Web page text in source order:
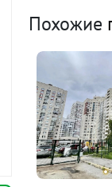
квартире
Хорошая
платежи
Удобное
др.
Расчёт по 122
II
Похожие